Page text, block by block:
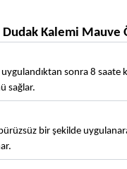
Dudak Kalemi
sonra 8 saate
sağlar.
pürüzsüz bir şekilde